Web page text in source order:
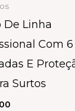
De Linha
Com 6
E
Surtos